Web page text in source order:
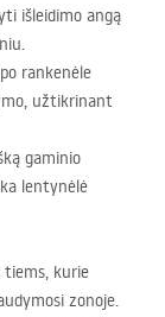
išleidimo angą
rankenėle
užtikrinant
gaminio
lentynėlė
tiems, kurie
zonoje.